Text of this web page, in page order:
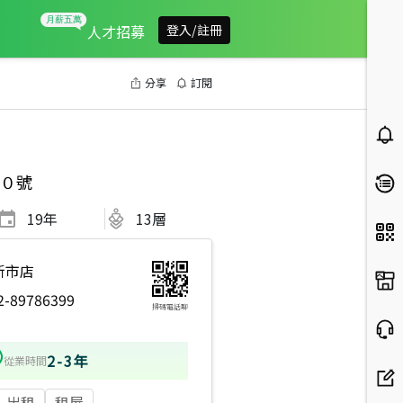
人才招募 登入/註冊
分享 訂閱
號
19年 13層
市店
89786399
掃碼電話聊
從業時間2-3年